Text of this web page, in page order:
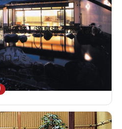
園優勝】源泉湯 燈屋（あか
口コミ